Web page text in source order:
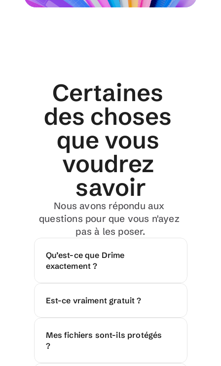
Certaines
des choses
que vous
voudrez
savoir
Nous avons répondu aux
questions pour que vous n'ayez
pas à les poser.
Qu’est-ce que Drime
exactement ?
Est-ce vraiment gratuit ?
Mes fichiers sont-ils protégés
?